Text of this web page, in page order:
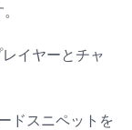
イヤーとチャ
ドスニペットを